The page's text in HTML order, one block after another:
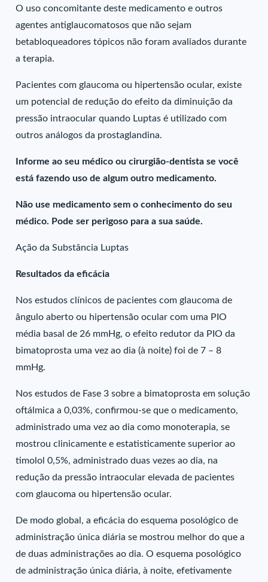
O uso concomitante deste medicamento e outros
agentes antiglaucomatosos que não sejam
betabloqueadores tópicos não foram avaliados durante
a terapia.
Pacientes com glaucoma ou hipertensão ocular, existe
um potencial de redução do efeito da diminuição da
pressão intraocular quando Luptas é utilizado com
outros análogos da prostaglandina.
Informe ao seu médico ou cirurgião-dentista se você
está fazendo uso de algum outro medicamento.
Não use medicamento sem o conhecimento do seu
médico. Pode ser perigoso para a sua saúde.
Ação da Substância Luptas
Resultados da eficácia
Nos estudos clínicos de pacientes com glaucoma de
ângulo aberto ou hipertensão ocular com uma PIO
média basal de 26 mmHg, o efeito redutor da PIO da
bimatoprosta uma vez ao dia (à noite) foi de 7 – 8
mmHg.
Nos estudos de Fase 3 sobre a bimatoprosta em solução
oftálmica a 0,03%, confirmou-se que o medicamento,
administrado uma vez ao dia como monoterapia, se
mostrou clinicamente e estatisticamente superior ao
timolol 0,5%, administrado duas vezes ao dia, na
redução da pressão intraocular elevada de pacientes
com glaucoma ou hipertensão ocular.
De modo global, a eficácia do esquema posológico de
administração única diária se mostrou melhor do que a
de duas administrações ao dia. O esquema posológico
de administração única diária, à noite, efetivamente